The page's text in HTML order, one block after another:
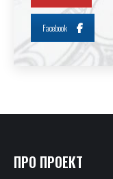
Facebook
ПРО ПРОЕКТ